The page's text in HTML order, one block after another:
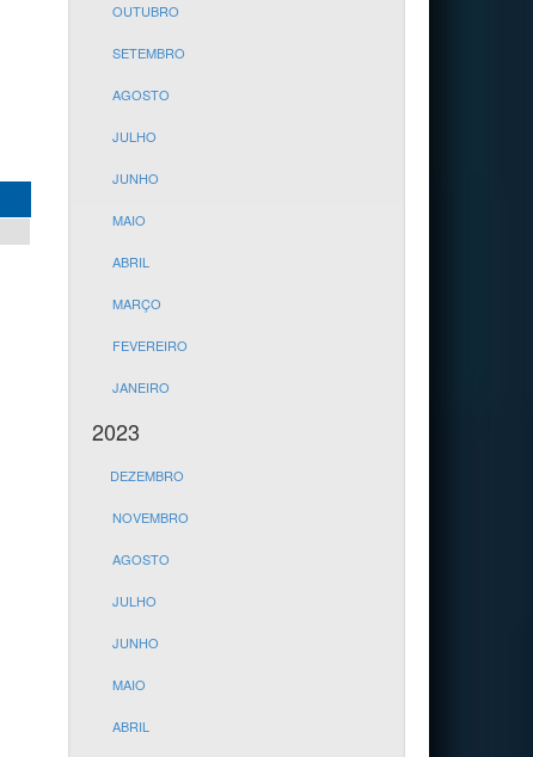
OUTUBRO
SETEMBRO
AGOSTO
JULHO
JUNHO
MAIO
ABRIL
MARÇO
FEVEREIRO
JANEIRO
2023
DEZEMBRO
NOVEMBRO
AGOSTO
JULHO
JUNHO
MAIO
ABRIL